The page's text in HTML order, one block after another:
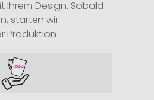
Ihrem Design. Sobald
starten wir
Produktion.